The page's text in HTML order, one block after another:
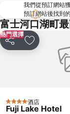
我們從預訂網站
預訂網站後找到
富士河口湖町
熱門選擇
分享 放到收藏夾
4 星級 酒店
Fuji Lake Hotel